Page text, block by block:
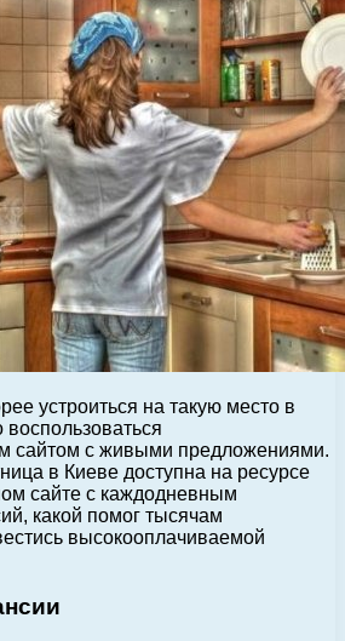
устроиться на такую место в
сайтом с живыми предложениями.
в Киеве доступна на ресурсе
сайте с каждодневным
какой помог тысячам
высокооплачиваемой